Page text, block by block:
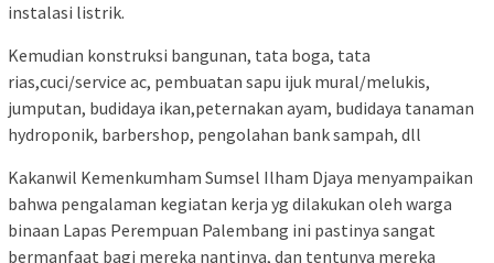
instalasi listrik.
Kemudian konstruksi bangunan, tata boga, tata
rias,cuci/service ac, pembuatan sapu ijuk mural/melukis,
jumputan, budidaya ikan,peternakan ayam, budidaya tanaman
hydroponik, barbershop, pengolahan bank sampah, dll
Kakanwil Kemenkumham Sumsel Ilham Djaya menyampaikan
bahwa pengalaman kegiatan kerja yg dilakukan oleh warga
binaan Lapas Perempuan Palembang ini pastinya sangat
bermanfaat bagi mereka nantinya, dan tentunya mereka